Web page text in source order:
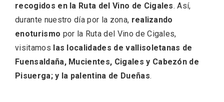
recogidos en la Ruta del Vino de Cigales. Así,
durante nuestro día por la zona, realizando
enoturismo por la Ruta del Vino de Cigales,
visitamos las localidades de vallisoletanas de
Fuensaldaña, Mucientes, Cigales y Cabezón de
Pisuerga; y la palentina de Dueñas.
Fiesta de los Fueros 2026 de Sepúlveda